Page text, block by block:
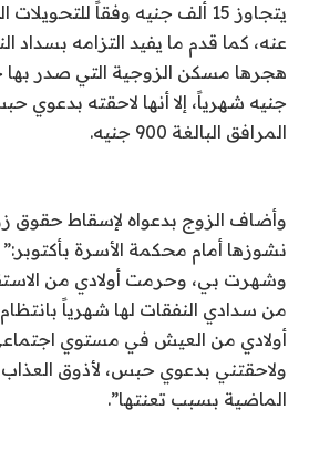
يتجاوز 15 ألف جنيه وفقاً
عنه، كما قدم ما يفيد التزامه بسداد
جنيه شهرياً، إلا أنها لاحقته
المرافق البالغة 900 جنيه.
وأضاف الزوج بدعواه لإسقاط حقوق
نشوزها أمام محكمة الأسرة
وشهرت بي، وحرمت أولادي من
من سدادي النفقات لها شهرياً
أولادي من العيش في مستوي
ولاحقتني بدعوي حبس، لأذوق
الماضية بسبب تعنتها”.